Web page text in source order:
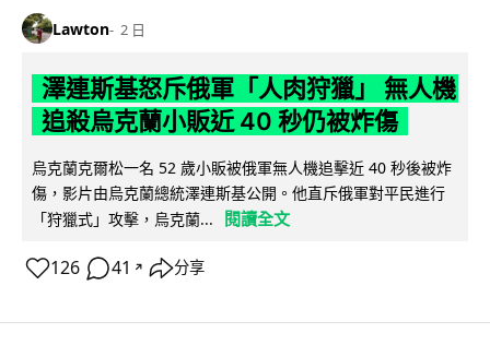
Lawton 2 日
澤連斯基怒斥俄軍「人肉狩獵」 無人機
追殺烏克蘭小販近 40 秒仍被炸傷
烏克蘭克爾松一名 52 歲小販被俄軍無人機追擊近 40 秒後被炸
傷，影片由烏克蘭總統澤連斯基公開。他直斥俄軍對平民進行
「狩獵式」攻擊，烏克蘭...
閱讀全文
126 41 ↗ 分享